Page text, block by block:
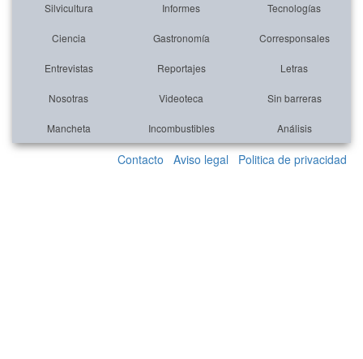
Silvicultura Informes Tecnologías
Ciencia Gastronomía Corresponsales
Entrevistas Reportajes Letras
Nosotras Videoteca Sin barreras
Mancheta Incombustibles Análisis
Contacto Aviso legal Politica de privacidad